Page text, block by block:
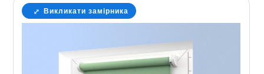
Викликати замірника